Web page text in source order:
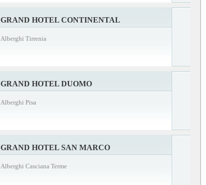
GRAND HOTEL CONTINENTAL
Alberghi Tirrenia
GRAND HOTEL DUOMO
Alberghi Pisa
GRAND HOTEL SAN MARCO
Alberghi Casciana Terme